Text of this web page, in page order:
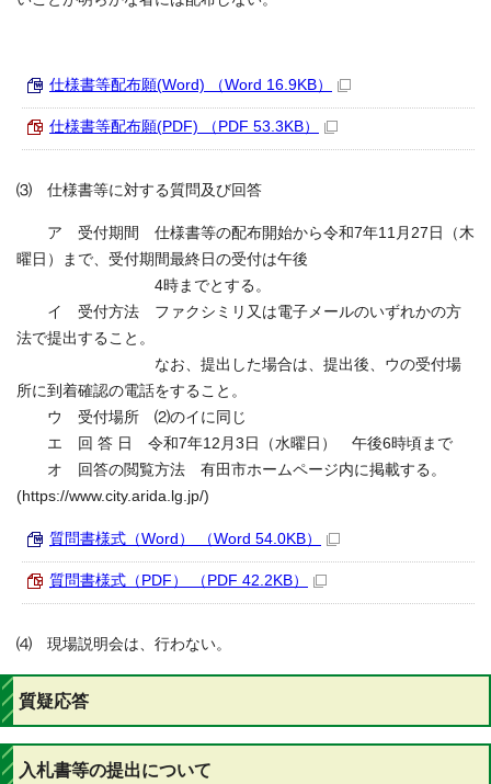
仕様書等配布願(Word) （Word 16.9KB）
仕様書等配布願(PDF) （PDF 53.3KB）
⑶ 仕様書等に対する質問及び回答
ア 受付期間 仕様書等の配布開始から令和7年11月27日（木
曜日）まで、受付期間最終日の受付は午後
4時までとする。
イ 受付方法 ファクシミリ又は電子メールのいずれかの方
法で提出すること。
なお、提出した場合は、提出後、ウの受付場
所に到着確認の電話をすること。
ウ 受付場所 ⑵のイに同じ
エ 回 答 日 令和7年12月3日（水曜日） 午後6時頃まで
オ 回答の閲覧方法 有田市ホームページ内に掲載する。
(https://www.city.arida.lg.jp/)
質問書様式（Word） （Word 54.0KB）
質問書様式（PDF） （PDF 42.2KB）
⑷ 現場説明会は、行わない。
質疑応答
入札書等の提出について